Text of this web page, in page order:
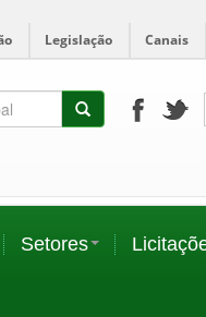
Legislação Canais
Setores